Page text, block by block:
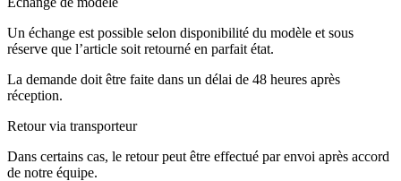
Un échange est possible selon disponibilité du modèle et sous
réserve que l’article soit retourné en parfait état.
La demande doit être faite dans un délai de 48 heures après
réception.
Retour via transporteur
Dans certains cas, le retour peut être effectué par envoi après accord
de notre équipe.